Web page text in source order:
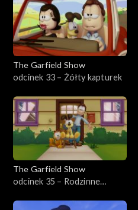
The Garfield Show
odcinek 33 – Żółty kapturek
The Garfield Show
odcinek 35 – Rodzinne